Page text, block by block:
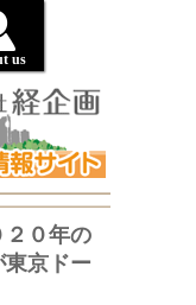
us
２０年の
京ドー